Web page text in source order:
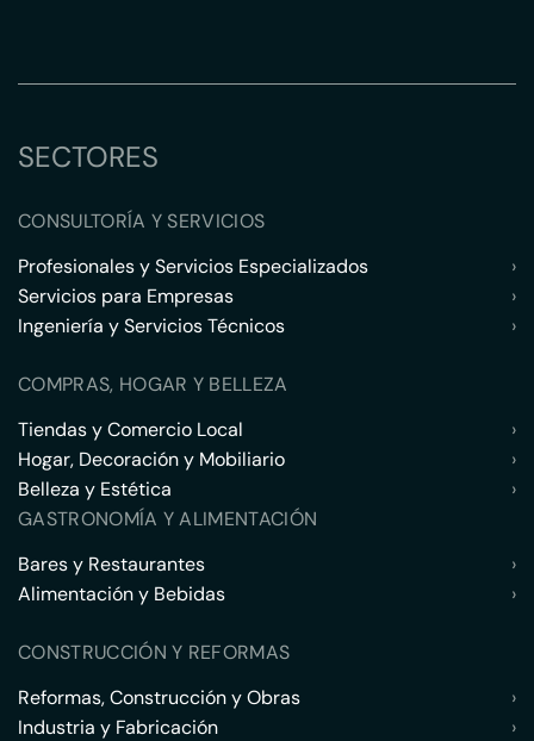
SECTORES
CONSULTORÍA Y SERVICIOS
Profesionales y Servicios Especializados
›
Servicios para Empresas
›
Ingeniería y Servicios Técnicos
›
COMPRAS, HOGAR Y BELLEZA
Tiendas y Comercio Local
›
Hogar, Decoración y Mobiliario
›
Belleza y Estética
›
GASTRONOMÍA Y ALIMENTACIÓN
Bares y Restaurantes
›
Alimentación y Bebidas
›
CONSTRUCCIÓN Y REFORMAS
Reformas, Construcción y Obras
›
Industria y Fabricación
›